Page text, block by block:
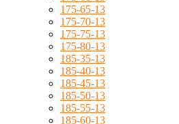
175-65-13
175-70-13
175-75-13
175-80-13
185-35-13
185-40-13
185-45-13
185-50-13
185-55-13
185-60-13